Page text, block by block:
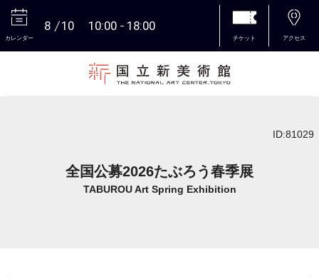
カレンダー
8 10 10:00 18:00
チケット アクセス
ID:81029
全国公募2026たぶろう春季展
TABUROU Art Spring Exhibition